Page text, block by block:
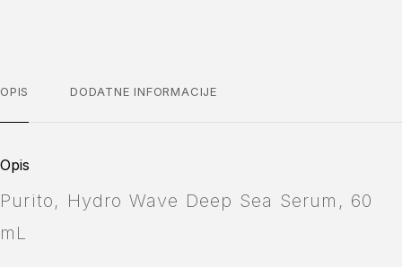
OPIS DODATNE INFORMACIJE
Opis
Purito, Hydro Wave Deep Sea Serum, 60
mL